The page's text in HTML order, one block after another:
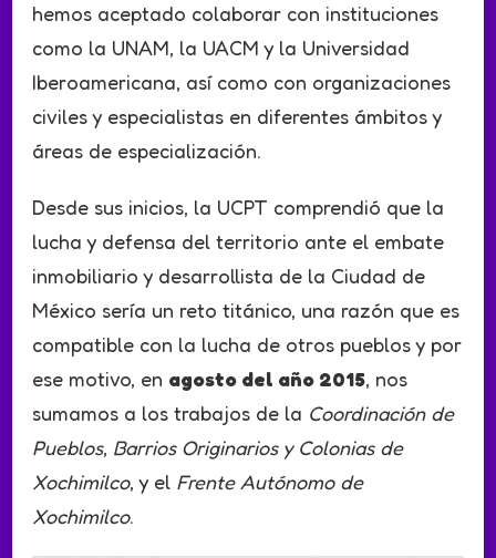
hemos aceptado colaborar con instituciones
como la UNAM, la UACM y la Universidad
Iberoamericana, así como con organizaciones
civiles y especialistas en diferentes ámbitos y
áreas de especialización.
Desde sus inicios, la UCPT comprendió que la
lucha y defensa del territorio ante el embate
inmobiliario y desarrollista de la Ciudad de
México sería un reto titánico, una razón que es
compatible con la lucha de otros pueblos y por
ese motivo, en agosto del año 2015, nos
sumamos a los trabajos de la Coordinación de
Pueblos, Barrios Originarios y Colonias de
Xochimilco, y el Frente Autónomo de
Xochimilco.